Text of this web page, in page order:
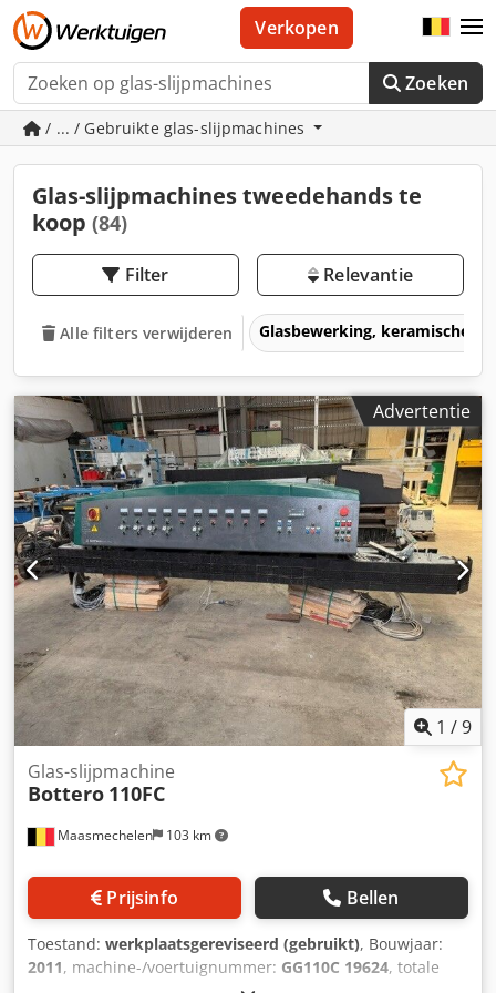
Zoeken
Verkopen
/ ... / Gebruikte glas-slijpmachines
Glas-slijpmachines tweedehands te
koop (84)
Filter Relevantie
Alle filters verwijderen Glasbewerking, keramische
Advertentie
1 /9
Maasmechelen 103 km
Glas-slijpmachine
Bottero 110FC
Prijsinfo Bellen
Toestand: werkplaatsgereviseerd (gebruikt), Bouwjaar:
2011, machine-/voertuignummer: GG110C 19624, totale